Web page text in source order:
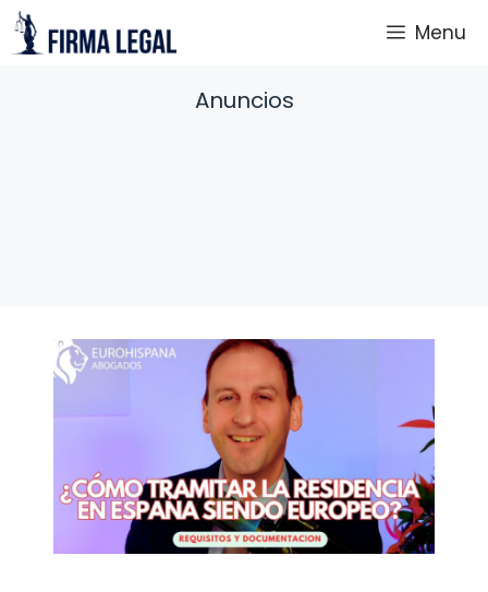
Saltar
al
Menu
Anuncios